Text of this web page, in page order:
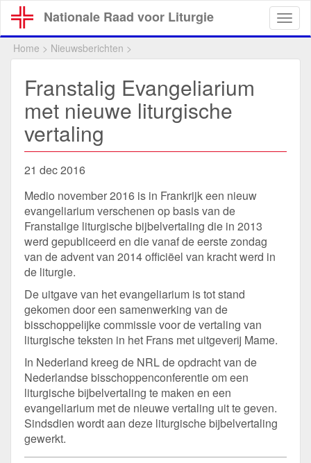
Overslaan
en
naar
Nationale Raad voor Liturgie
Home > Nieuwsberichten >
Franstalig Evangeliarium
met nieuwe liturgische
vertaling
21 dec 2016
Medio november 2016 is in Frankrijk een nieuw
evangeliarium verschenen op basis van de
Franstalige liturgische bijbelvertaling die in 2013
werd gepubliceerd en die vanaf de eerste zondag
van de advent van 2014 officiëel van kracht werd in
de liturgie.
De uitgave van het evangeliarium is tot stand
gekomen door een samenwerking van de
bisschoppelijke commissie voor de vertaling van
liturgische teksten in het Frans met uitgeverij Mame.
In Nederland kreeg de NRL de opdracht van de
Nederlandse bisschoppenconferentie om een
liturgische bijbelvertaling te maken en een
evangeliarium met de nieuwe vertaling uit te geven.
Sindsdien wordt aan deze liturgische bijbelvertaling
gewerkt.